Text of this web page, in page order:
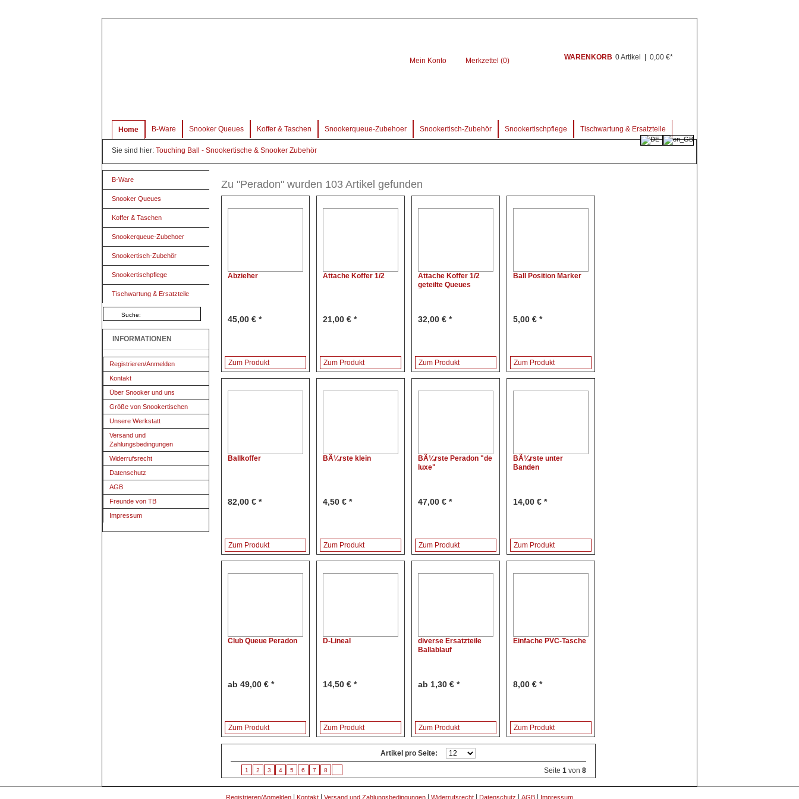
Mein Konto Merkzettel (0) WARENKORB 0 Artikel 0,00 €*
Home B-Ware Snooker Queues Koffer & Taschen Snookerqueue-Zubehoer Snookertisch-Zubehör Snookertischpflege Tischwartung & Ersatzteile
Sie sind hier: Touching Ball - Snookertische & Snooker Zubehör
B-Ware
Snooker Queues
Koffer & Taschen
Snookerqueue-Zubehoer
Snookertisch-Zubehör
Snookertischpflege
Tischwartung & Ersatzteile
INFORMATIONEN
Registrieren/Anmelden
Kontakt
Über Snooker und uns
Größe von Snookertischen
Unsere Werkstatt
Versand und
Zahlungsbedingungen
Widerrufsrecht
Datenschutz
AGB
Freunde von TB
Impressum
Zu "Peradon" wurden 103 Artikel gefunden
Abzieher
45,00 € *
Zum Produkt
Attache Koffer 1/2
21,00 € *
Zum Produkt
Attache Koffer 1/2
geteilte Queues
32,00 € *
Zum Produkt
Ball Position Marker
5,00 € *
Zum Produkt
Ballkoffer
82,00 € *
Zum Produkt
BÃ¼rste klein
4,50 € *
Zum Produkt
BÃ¼rste Peradon "de
luxe"
47,00 € *
Zum Produkt
BÃ¼rste unter
Banden
14,00 € *
Zum Produkt
Club Queue Peradon
ab 49,00 € *
Zum Produkt
D-Lineal
14,50 € *
Zum Produkt
diverse Ersatzteile
Ballablauf
ab 1,30 € *
Zum Produkt
Einfache PVC-Tasche
8,00 € *
Zum Produkt
Artikel pro Seite:
1 2 3 4 5 6 7 8 Seite 1 von 8
Registrieren/Anmelden Kontakt Versand und Zahlungsbedingungen Widerrufsrecht Datenschutz AGB Impressum